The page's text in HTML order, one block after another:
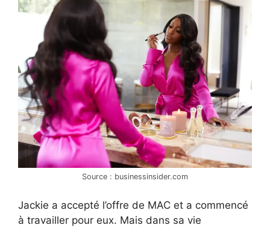
Source : businessinsider.com
Jackie a accepté l’offre de MAC et a commencé
à travailler pour eux. Mais dans sa vie